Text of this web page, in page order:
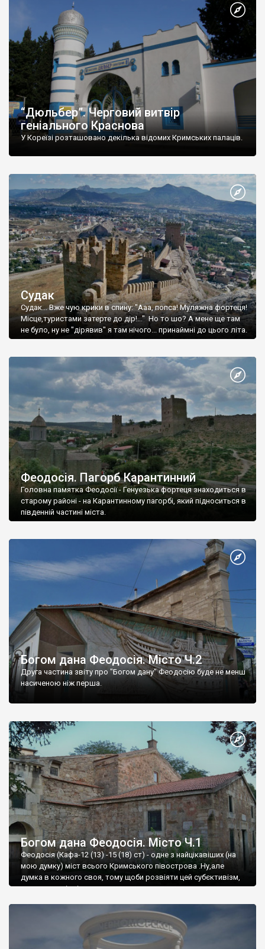
“Дюльбер”. Черговий витвір
геніального Краснова
У Кореїзі розташовано декілька відомих Кримських палаців.
Судак
Судак... Вже чую крики в спину: "Ааа, попса! Муляжна фортеця!
Місце,туристами затерте до дір!..." Но то шо? А мене ще там
не було, ну не "дірявив" я там нічого... принаймні до цього літа.
Феодосія. Пагорб Карантинний
Головна памятка Феодосії - Генуезька фортеця знаходиться в
старому районі - на Карантинному пагорбі, який підноситься в
південній частині міста.
Богом дана Феодосія. Місто Ч.2
Друга частина звіту про "Богом дану" Феодосію буде не менш
насиченою ніж перша.
Богом дана Феодосія. Місто Ч.1
Феодосія (Кафа-12 (13) -15 (18) ст) - одне з найцікавіших (на
мою думку) міст всього Кримського півострова .Ну,але
думка в кожного своя, тому щоби розвіяти цей субєктивізм,
запрошую відвідати це